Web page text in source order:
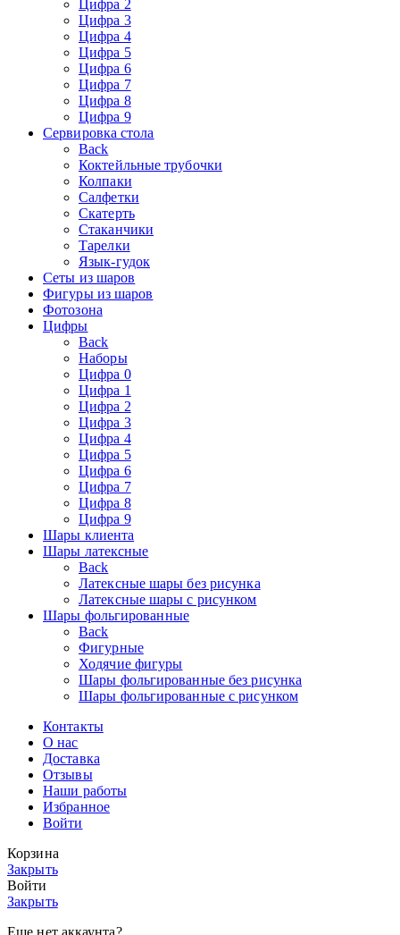
Цифра 2
Цифра 3
Цифра 4
Цифра 5
Цифра 6
Цифра 7
Цифра 8
Цифра 9
Сервировка стола
Back
Коктейльные трубочки
Колпаки
Салфетки
Скатерть
Стаканчики
Тарелки
Язык-гудок
Сеты из шаров
Фигуры из шаров
Фотозона
Цифры
Back
Наборы
Цифра 0
Цифра 1
Цифра 2
Цифра 3
Цифра 4
Цифра 5
Цифра 6
Цифра 7
Цифра 8
Цифра 9
Шары клиента
Шары латексные
Back
Латексные шары без рисунка
Латексные шары с рисунком
Шары фольгированные
Back
Фигурные
Ходячие фигуры
Шары фольгированные без рисунка
Шары фольгированные с рисунком
Контакты
О нас
Доставка
Отзывы
Наши работы
Избранное
Войти
Корзина
Закрыть
Войти
Закрыть
Еще нет аккаунта?